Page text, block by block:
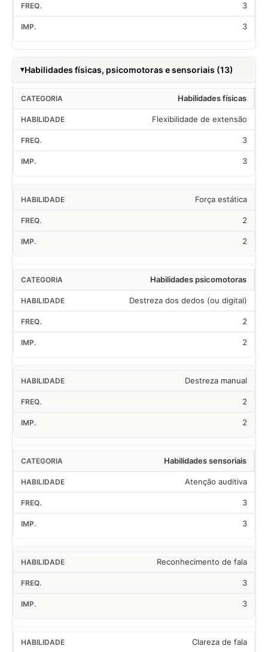
3
3
Habilidades físicas, psicomotoras e sensoriais (13)
Habilidades físicas
Flexibilidade de extensão
3
3
Força estática
2
2
Habilidades psicomotoras
Destreza dos dedos (ou digital)
2
2
Destreza manual
2
2
Habilidades sensoriais
Atenção auditiva
3
3
Reconhecimento de fala
3
3
Clareza de fala